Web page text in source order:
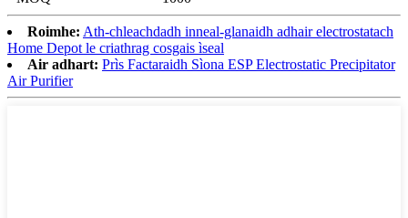
Roimhe: Ath-chleachdadh inneal-glanaidh adhair electrostatach
Home Depot le criathrag cosgais ìseal
Air adhart: Prìs Factaraidh Sìona ESP Electrostatic Precipitator
Air Purifier